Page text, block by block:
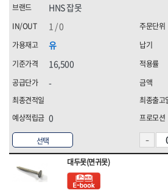
선택
HNS 잡못
유
16,500
-
0
1 / 0
대두못(면귀못)